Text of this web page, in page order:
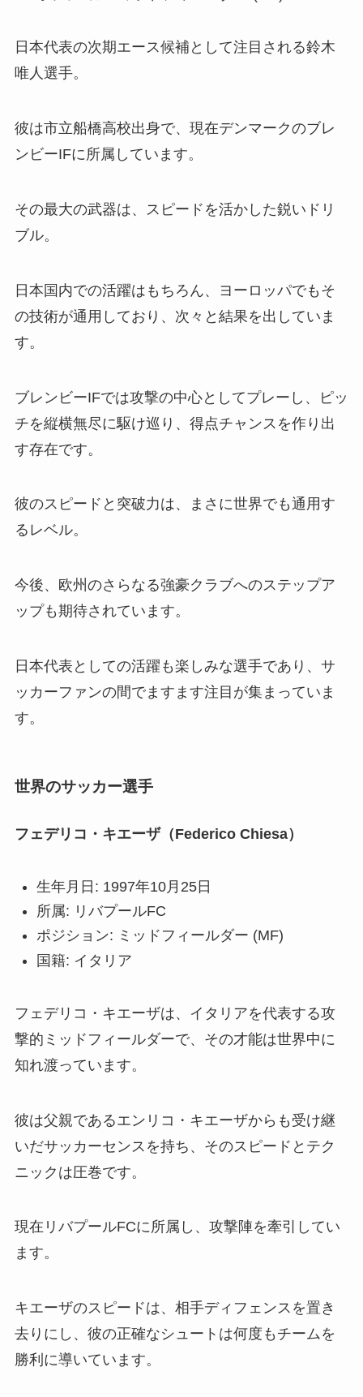
日本代表の次期エース候補として注目される鈴木
唯人選手。
彼は市立船橋高校出身で、現在デンマークのブレ
ンビーIFに所属しています。
その最大の武器は、スピードを活かした鋭いドリ
ブル。
日本国内での活躍はもちろん、ヨーロッパでもそ
の技術が通用しており、次々と結果を出していま
す。
ブレンビーIFでは攻撃の中心としてプレーし、ピッ
チを縦横無尽に駆け巡り、得点チャンスを作り出
す存在です。
彼のスピードと突破力は、まさに世界でも通用す
るレベル。
今後、欧州のさらなる強豪クラブへのステップア
ップも期待されています。
日本代表としての活躍も楽しみな選手であり、サ
ッカーファンの間でますます注目が集まっていま
す。
世界のサッカー選手
フェデリコ・キエーザ（Federico Chiesa）
生年月日: 1997年10月25日
所属: リバプールFC
ポジション: ミッドフィールダー (MF)
国籍: イタリア
フェデリコ・キエーザは、イタリアを代表する攻
撃的ミッドフィールダーで、その才能は世界中に
知れ渡っています。
彼は父親であるエンリコ・キエーザからも受け継
いだサッカーセンスを持ち、そのスピードとテク
ニックは圧巻です。
現在リバプールFCに所属し、攻撃陣を牽引してい
ます。
キエーザのスピードは、相手ディフェンスを置き
去りにし、彼の正確なシュートは何度もチームを
勝利に導いています。